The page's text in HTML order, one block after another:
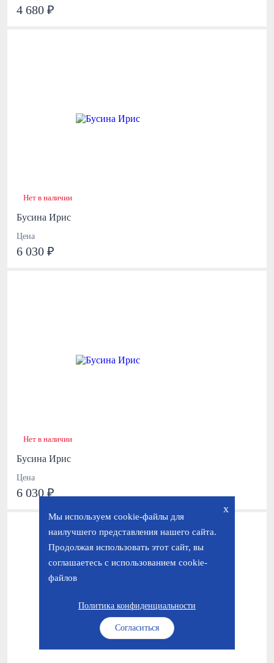
4 680 ₽
Нет в наличии
Бусина Ирис
Цена
6 030 ₽
Нет в наличии
Бусина Ирис
Цена
6 030 ₽
x
Мы используем cookie-файлы для
наилучшего представления нашего сайта.
Продолжая использовать этот сайт, вы
соглашаетесь с использованием cookie-
файлов
Согласиться
Политика конфиденциальности